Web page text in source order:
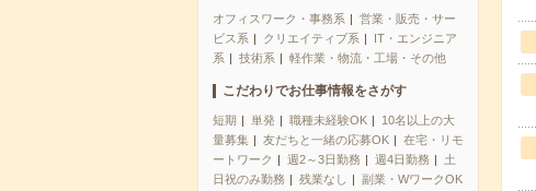
オフィスワーク・事務系
営業・販売・サー
ビス系
クリエイティブ系
IT・エンジニア
系
技術系 軽作業・物流・工場・その他
こだわりでお仕事情報をさがす
短期 単発 職種未経験OK
10名以上の大
量募集
友だちと一緒の応募OK
在宅・リモ
ートワーク
週2～3日勤務 週4日勤務
土
日祝のみ勤務
残業なし
副業・WワークOK